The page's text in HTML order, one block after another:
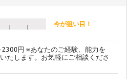
今が狙い目！
円 ※あなたのご経験、能力を
たします。お気軽にご相談くださ